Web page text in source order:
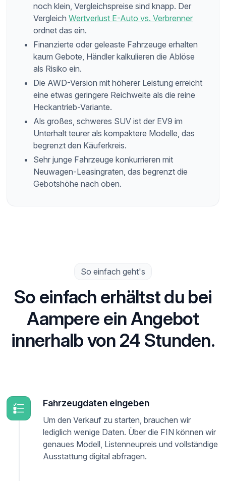
noch klein, Vergleichspreise sind knapp. Der
VergleichWertverlust E-Auto vs. Verbrenner
ordnet das ein.
Finanzierte oder geleaste Fahrzeuge erhalten
kaum Gebote, Händler kalkulieren die Ablöse
als Risiko ein.
Die AWD-Version mit höherer Leistung erreicht
eine etwas geringere Reichweite als die reine
Heckantrieb-Variante.
Als großes, schweres SUV ist der EV9 im
Unterhalt teurer als kompaktere Modelle, das
begrenzt den Käuferkreis.
Sehr junge Fahrzeuge konkurrieren mit
Neuwagen-Leasingraten, das begrenzt die
Gebotshöhe nach oben.
So einfach geht's
So einfach erhältst du bei
Aampere ein Angebot
innerhalb von 24 Stunden.
Fahrzeugdaten eingeben
Um den Verkauf zu starten, brauchen wir
lediglich wenige Daten. Über die FIN können wir
genaues Modell, Listenneupreis und vollständige
Ausstattung digital abfragen.